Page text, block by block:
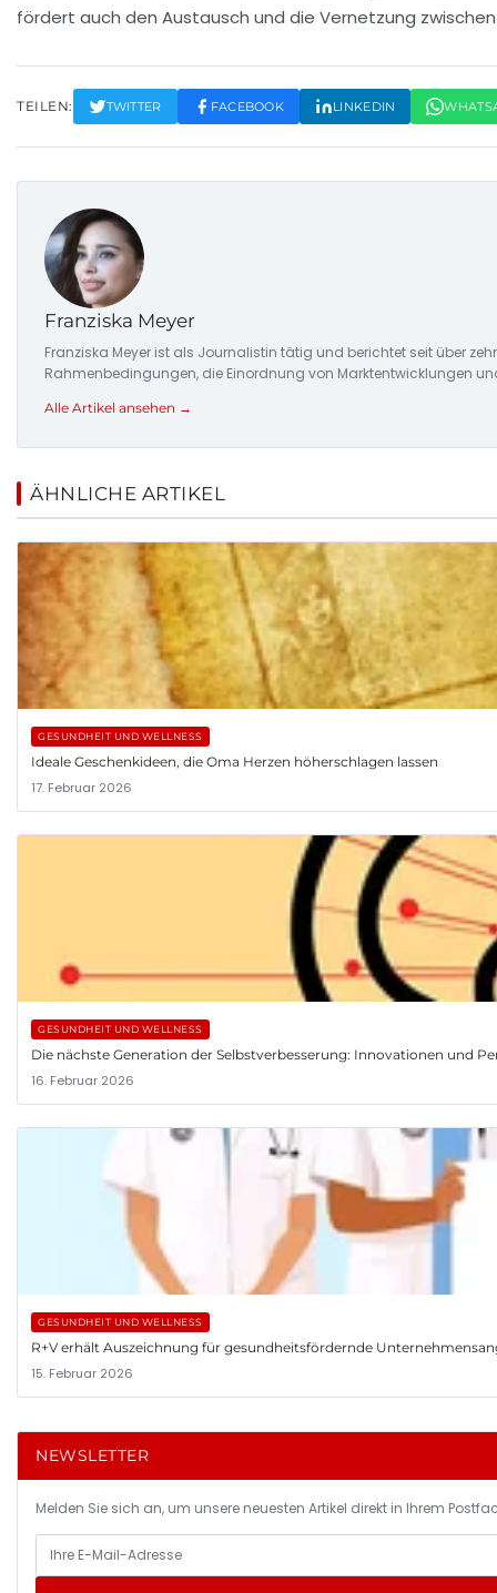
fördert auch den Austausch und die Vernetzung
TEILEN: TWITTER FACEBOOK LINKEDIN
Franziska Meyer
Franziska Meyer ist als Journalistin tätig und berichtet seit über
Rahmenbedingungen, die Einordnung von Marktentwicklungen
Alle Artikel ansehen →
ÄHNLICHE ARTIKEL
GESUNDHEIT UND WELLNESS
Ideale Geschenkideen, die Oma Herzen höherschlagen lassen
17. Februar 2026
GESUNDHEIT UND WELLNESS
Die nächste Generation der Selbstverbesserung: Innovationen und
16. Februar 2026
GESUNDHEIT UND WELLNESS
R+V erhält Auszeichnung für gesundheitsfördernde
15. Februar 2026
NEWSLETTER
Melden Sie sich an, um unsere neuesten Artikel direkt in Ihrem